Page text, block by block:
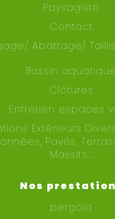
Paysagiste
Contact
Abattage/
Bassin aquatique
Clôtures
Entretien espaces
Extérieurs
Pavés,
Massifs...
Nos
pergola